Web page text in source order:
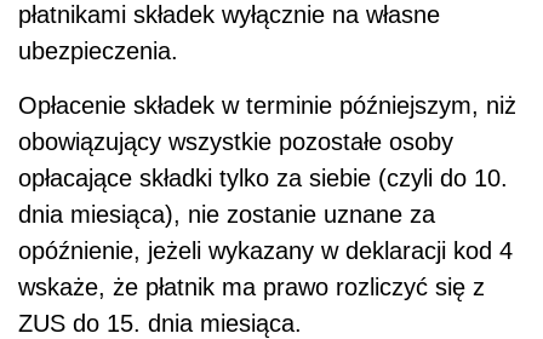
płatnikami składek wyłącznie na własne
ubezpieczenia.
Opłacenie składek w terminie późniejszym, niż
obowiązujący wszystkie pozostałe osoby
opłacające składki tylko za siebie (czyli do 10.
dnia miesiąca), nie zostanie uznane za
opóźnienie, jeżeli wykazany w deklaracji kod 4
wskaże, że płatnik ma prawo rozliczyć się z
ZUS do 15. dnia miesiąca.